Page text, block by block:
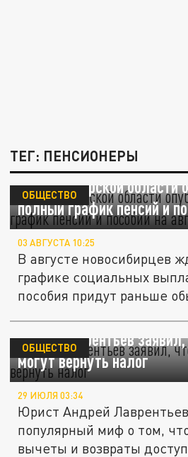
ТЕГ: ПЕНСИОНЕРЫ
В Новосибирской области
полный график пенсий и
ОБЩЕСТВО
03 АВГУСТА 10:25
В августе новосибирцев
графике социальных
пособия придут раньше
Юрист Лаврентьев
могут вернуть налог
ОБЩЕСТВО
29 ИЮЛЯ 03:34
Юрист Андрей
популярный миф о том,
вычеты и возвраты